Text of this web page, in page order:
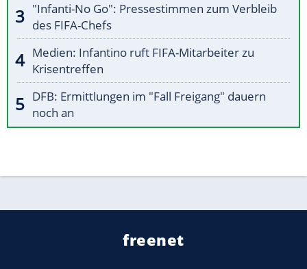
"Infanti-No Go": Pressestimmen zum Verbleib
des FIFA-Chefs
Medien: Infantino ruft FIFA-Mitarbeiter zu
Krisentreffen
DFB: Ermittlungen im "Fall Freigang" dauern
noch an
freenet